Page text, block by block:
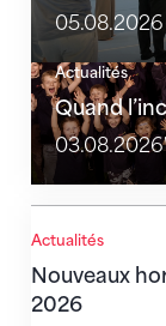
05.08.2026
Actualités
Quand
Quand
03.08.2026
Actualités
Nouveaux
2026